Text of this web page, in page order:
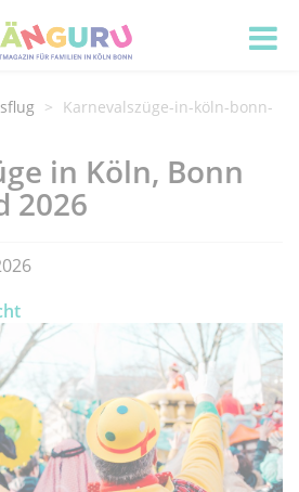
Karnevalszüge-in-köln-bonn-
in Köln, Bonn
2026